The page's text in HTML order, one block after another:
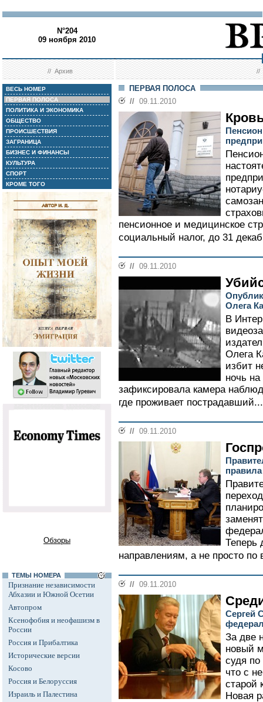
N°204
09 ноября 2010
//Архив //
ВЕСЬ НОМЕР
ПЕРВАЯ ПОЛОСА
ПОЛИТИКА И ЭКОНОМИКА
ОБЩЕСТВО
ПРОИСШЕСТВИЯ
ЗАГРАНИЦА
БИЗНЕС И ФИНАНСЫ
КУЛЬТУРА
СПОРТ
КРОМЕ ТОГО
Обзоры
ТЕМЫ НОМЕРА
Признание независимости
Абхазии и Южной Осетии
Автопром
Ксенофобия и неофашизм в
России
Россия и Прибалтика
Исторические версии
Косово
Россия и Белоруссия
Израиль и Палестина
ПЕРВАЯ ПОЛОСА
// 09.11.2010
пенсионное и медицинское
социальный налог, до 31
// 09.11.2010
Олега
В
Олега
избит
ночь
зафиксировала камера
где проживает пострадавший...
// 09.11.2010
Теперь
направлениям, а не просто по
// 09.11.2010
Сергей
За две
новый
судя
что с
старой
Новая